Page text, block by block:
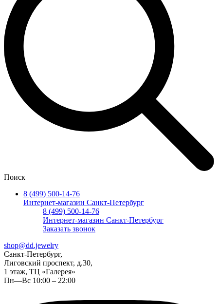
Поиск
8 (499) 500-14-76
Интернет-магазин Санкт-Петербург
8 (499) 500-14-76
Интернет-магазин Санкт-Петербург
Заказать звонок
shop@dd.jewelry
Санкт-Петербург,
Лиговский проспект, д.30,
1 этаж, ТЦ «Галерея»
Пн—Вс 10:00 – 22:00